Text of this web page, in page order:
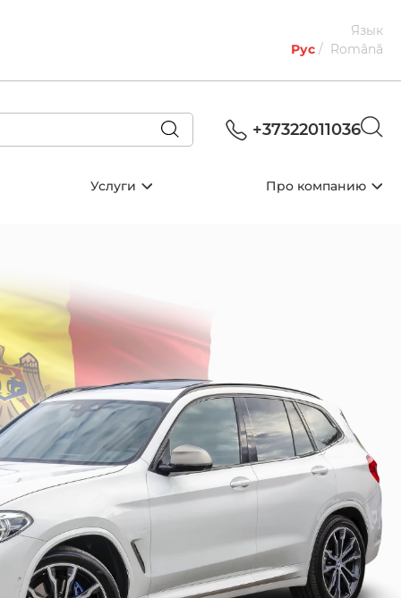
Язык
Рус
Română
+37322011036
Услуги Про компанию